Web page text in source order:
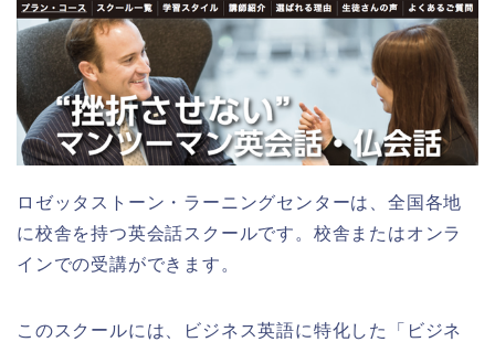
ロゼッタストーン・ラーニングセンターは、全国各地
に校舎を持つ英会話スクールです。校舎またはオンラ
インでの受講ができます。
このスクールには、ビジネス英語に特化した「ビジネ